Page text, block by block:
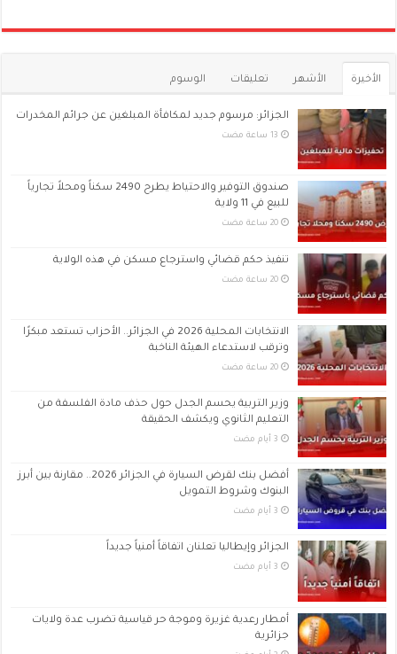
الأخيرة الأشهر تعليقات الوسوم
الجزائر: مرسوم جديد لمكافأة المبلغين عن جرائم المخدرات
صندوق التوفير والاحتياط يطرح 2490 سكناً ومحلاً تجارياً
للبيع في 11 ولاية
‏20 ساعة مضت
تنفيذ حكم قضائي واسترجاع مسكن في هذه الولاية
‏20 ساعة مضت
الانتخابات المحلية 2026 في الجزائر.. الأحزاب تستعد مبكرًا
وترقب لاستدعاء الهيئة الناخبة
‏20 ساعة مضت
وزير التربية يحسم الجدل حول حذف مادة الفلسفة من
التعليم الثانوي ويكشف الحقيقة
أفضل بنك لقرض السيارة في الجزائر 2026.. مقارنة بين أبرز
البنوك وشروط التمويل
الجزائر وإيطاليا تعلنان اتفاقاً أمنياً جديداً
أمطار رعدية غزيرة وموجة حر قياسية تضرب عدة ولايات
جزائرية